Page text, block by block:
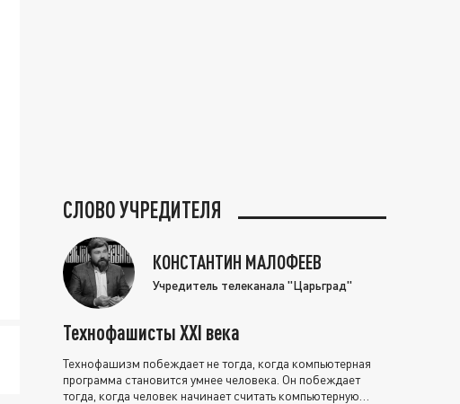
СЛОВО УЧРЕДИТЕЛЯ
КОНСТАНТИН МАЛОФЕЕВ
Учредитель телеканала "Царьград"
Технофашисты XXI века
Технофашизм побеждает не тогда, когда компьютерная
программа становится умнее человека. Он побеждает
тогда, когда человек начинает считать компьютерную